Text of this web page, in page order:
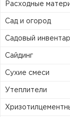
Расходные
Сад и огород
Садовый
Сайдинг
Сухие смеси
Утеплители